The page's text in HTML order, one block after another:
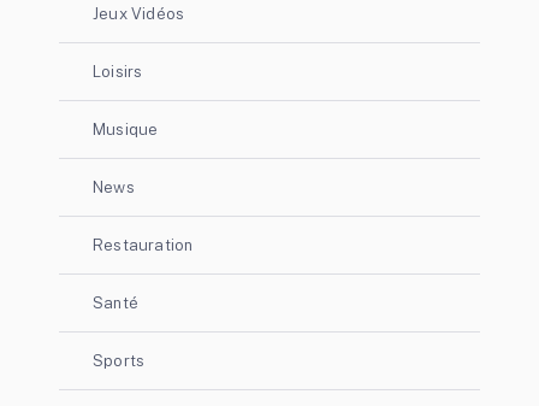
Jeux Vidéos
Loisirs
Musique
News
Restauration
Santé
Sports